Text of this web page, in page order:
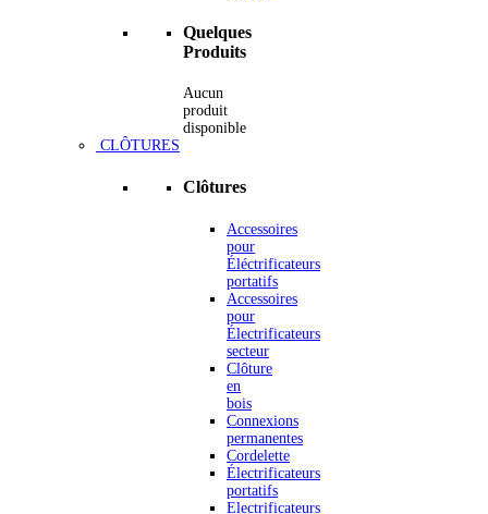
Quelques
Produits
Aucun
produit
disponible
CLÔTURES
Clôtures
Accessoires
pour
Éléctrificateurs
portatifs
Accessoires
pour
Électrificateurs
secteur
Clôture
en
bois
Connexions
permanentes
Cordelette
Électrificateurs
portatifs
Electrificateurs